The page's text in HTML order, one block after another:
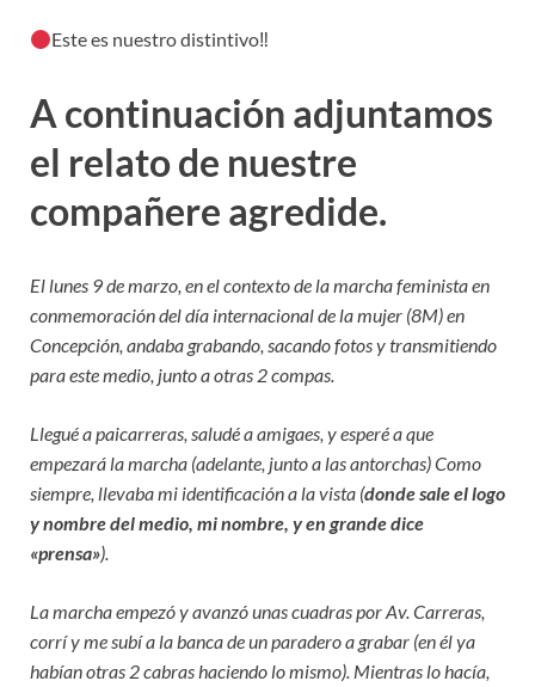
Este es nuestro distintivo‼
A continuación adjuntamos
el relato de nuestre
compañere agredide.
El lunes 9 de marzo, en el contexto de la marcha feminista en
conmemoración del día internacional de la mujer (8M) en
Concepción, andaba grabando, sacando fotos y transmitiendo
para este medio, junto a otras 2 compas.
Llegué a paicarreras, saludé a amigaes, y esperé a que
empezará la marcha (adelante, junto a las antorchas) Como
siempre, llevaba mi identificación a la vista (donde sale el logo
y nombre del medio, mi nombre, y en grande dice
«prensa»).
La marcha empezó y avanzó unas cuadras por Av. Carreras,
corrí y me subí a la banca de un paradero a grabar (en él ya
habían otras 2 cabras haciendo lo mismo). Mientras lo hacía,